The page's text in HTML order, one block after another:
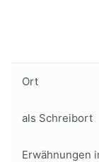
Ort
als Schreibort
Erwähnungen